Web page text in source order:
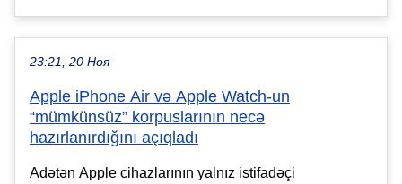
23:21, 20 Ноя
Apple iPhone Air və Apple Watch-un
“mümkünsüz” korpuslarının necə
hazırlanırdığını açıqladı
Adətən Apple cihazlarının yalnız istifadəçi